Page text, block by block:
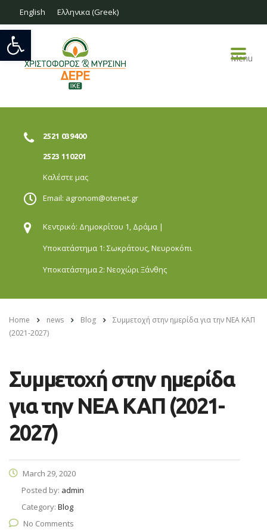
Open toolbar
English Ελληνικα(Greek)
Menu
2521 039400
2523 110201
Καλέστε μας
Email: agronom@otenet.gr
Κεντρικό: Δημοκρίτου 1, Δράμα |
Υποκατάστημα 1: Σωκράτους,Νευροκόπι
Υποκατάστημα 2: ΝεοχώριΞάνθης
Home news Blog
Συμμετοχή στην ημερίδα για την ΝΕΑ ΚΑΠ
(2021-2027)
Συμμετοχή στην ημερίδα
για την ΝΕΑ ΚΑΠ (2021-
2027)
March 29, 2020
Posted by: admin
Category: Blog
No Comments